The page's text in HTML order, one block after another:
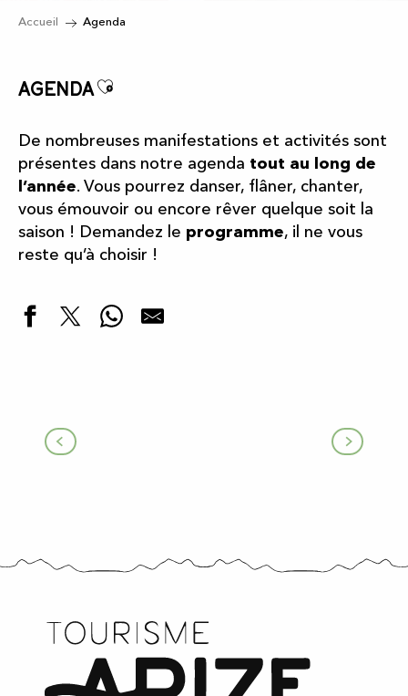
Accueil Agenda
AgendaAjouter aux favoris
De nombreuses manifestations et activités sont
présentes dans notre agenda tout au long de
l’année. Vous pourrez danser, flâner, chanter,
vous émouvoir ou encore rêver quelque soit la
saison ! Demandez le programme, il ne vous
reste qu’à choisir !